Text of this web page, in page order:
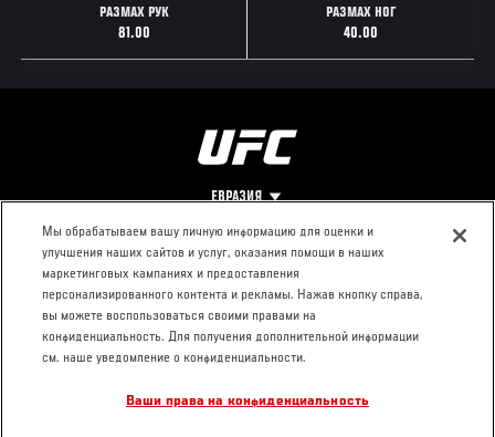
РАЗМАХ РУК
81.00
РАЗМАХ НОГ
40.00
ЕВРАЗИЯ
Footer
О UFC
Про ММА
Социальная
ответственность
КОНТАКТЫ
Пресс-центр
Условия
использования
Мы обрабатываем вашу личную информацию для оценки и
улучшения наших сайтов и услуг, оказания помощи в наших
маркетинговых кампаниях и предоставления
персонализированного контента и рекламы. Нажав кнопку справа,
вы можете воспользоваться своими правами на
конфиденциальность. Для получения дополнительной информации
см. наше уведомление о конфиденциальности.
Ваши права на конфиденциальность